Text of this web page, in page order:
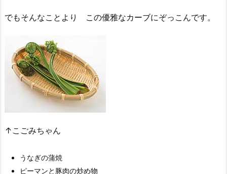
でもそんなことより この優雅なカーブにぞっこんです。
↑こごみちゃん
うなぎの蒲焼
ピーマンと豚肉の炒め物